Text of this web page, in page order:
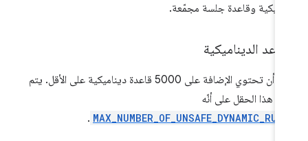
وقاعدة جلسة مجمّعة.
الديناميكية
يمكن أن تحتوي الإضافة على 5000 قاعدة ديناميكية على الأقل. يتم
هذا الحقل على أنّه
.